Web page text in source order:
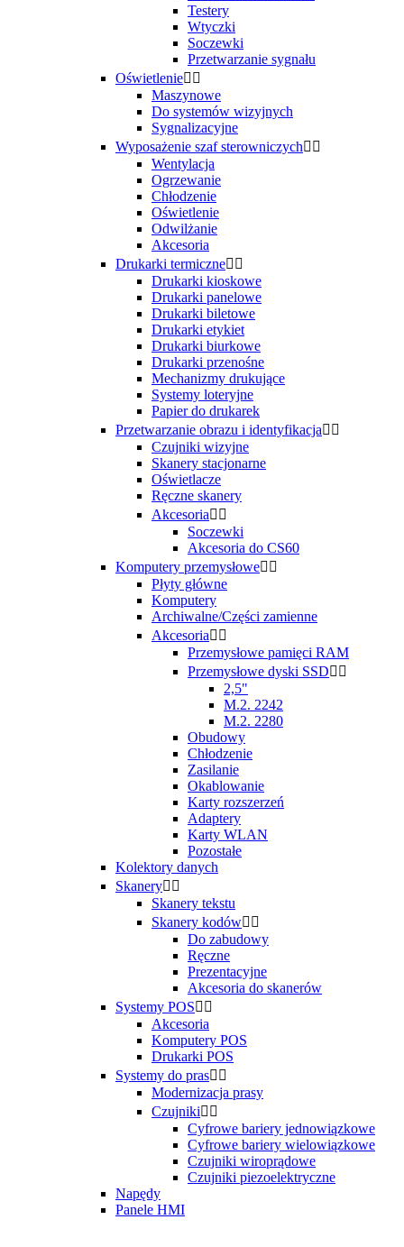
Testery
Wtyczki
Soczewki
Przetwarzanie sygnału
Oświetlenie 
Maszynowe
Do systemów wizyjnych
Sygnalizacyjne
Wyposażenie szaf sterowniczych 
Wentylacja
Ogrzewanie
Chłodzenie
Oświetlenie
Odwilżanie
Akcesoria
Drukarki termiczne 
Drukarki kioskowe
Drukarki panelowe
Drukarki biletowe
Drukarki etykiet
Drukarki biurkowe
Drukarki przenośne
Mechanizmy drukujące
Systemy loteryjne
Papier do drukarek
Przetwarzanie obrazu i identyfikacja 
Czujniki wizyjne
Skanery stacjonarne
Oświetlacze
Ręczne skanery
Akcesoria 
Soczewki
Akcesoria do CS60
Komputery przemysłowe 
Płyty główne
Komputery
Archiwalne/Części zamienne
Akcesoria 
Przemysłowe pamięci RAM
Przemysłowe dyski SSD 
2,5"
M.2. 2242
M.2. 2280
Obudowy
Chłodzenie
Zasilanie
Okablowanie
Karty rozszerzeń
Adaptery
Karty WLAN
Pozostałe
Kolektory danych
Skanery 
Skanery tekstu
Skanery kodów 
Do zabudowy
Ręczne
Prezentacyjne
Akcesoria do skanerów
Systemy POS 
Akcesoria
Komputery POS
Drukarki POS
Systemy do pras 
Modernizacja prasy
Czujniki 
Cyfrowe bariery jednowiązkowe
Cyfrowe bariery wielowiązkowe
Czujniki wiroprądowe
Czujniki piezoelektryczne
Napędy
Panele HMI